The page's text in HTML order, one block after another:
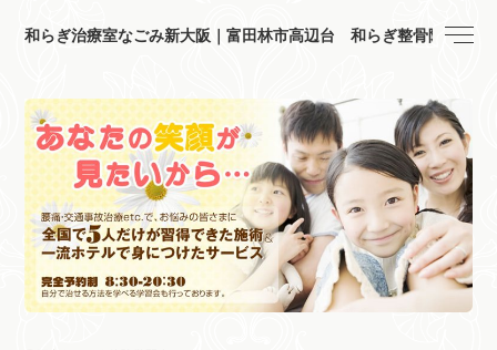
和らぎ治療室なごみ新大阪｜富田林市高辺台 和らぎ整骨院